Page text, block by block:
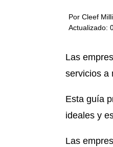
Por Cleef
Actualizado:
Las
servicios a
Esta guía
ideales y
Las